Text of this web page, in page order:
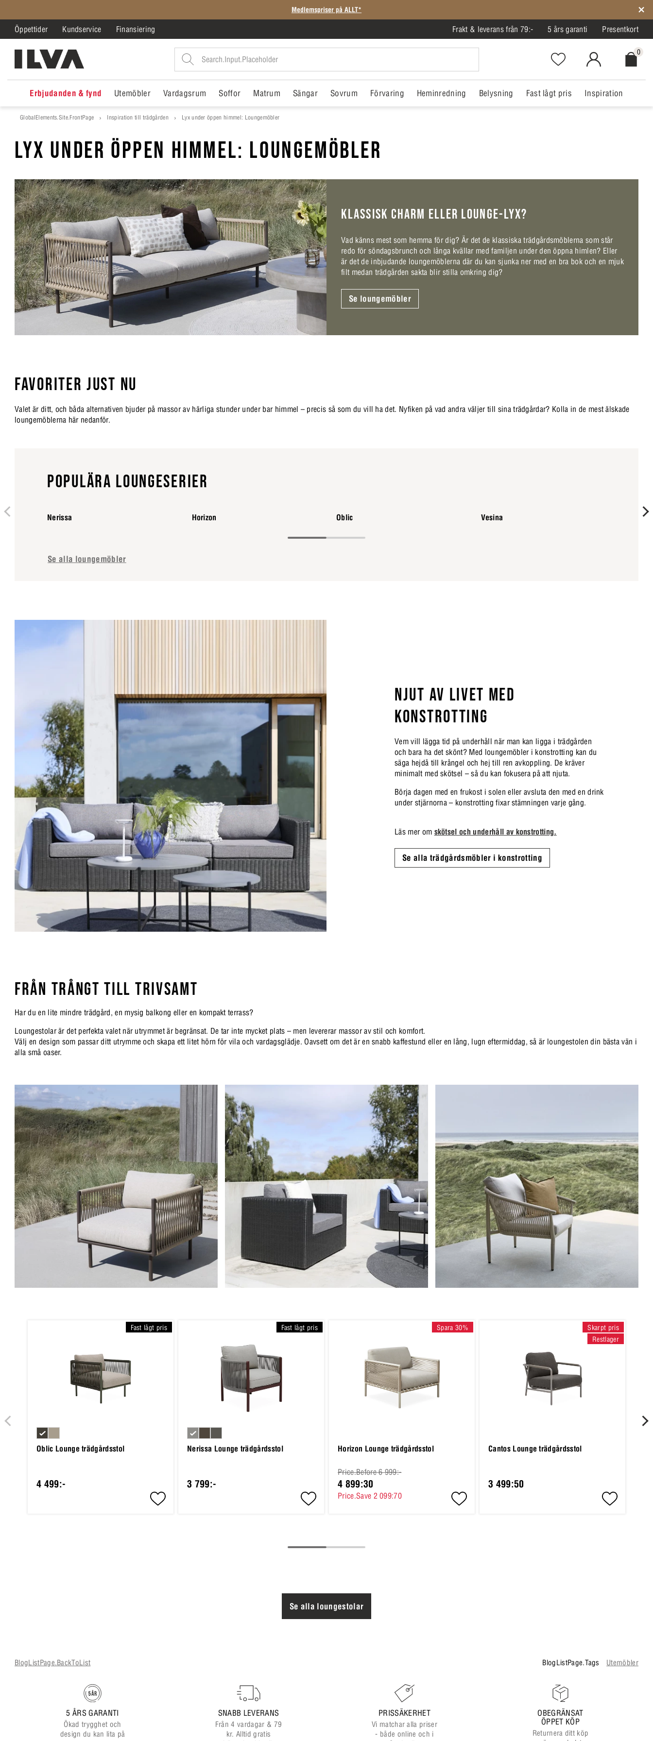
Medlemspriser på ALLT*
Öppettider Kundservice Finansiering Frakt & leverans från 79:- 5 års garanti Presentkort
Favorites.NavigationButton.Text
MitIlva.Login
0
Erbjudanden & fynd Utemöbler Vardagsrum Soffor Matrum Sängar Sovrum Förvaring Heminredning Belysning Fast lågt pris Inspiration
GlobalElements.Site.FrontPage Inspiration till trädgården Lyx under öppen himmel: Loungemöbler
LYX UNDER ÖPPEN HIMMEL: LOUNGEMÖBLER
KLASSISK CHARM ELLER LOUNGE-LYX?
Vad känns mest som hemma för dig? Är det de klassiska trädgårdsmöblerna som står
redo för söndagsbrunch och långa kvällar med familjen under den öppna himlen? Eller
är det de inbjudande loungemöblerna där du kan sjunka ner med en bra bok och en mjuk
filt medan trädgården sakta blir stilla omkring dig?
Se loungemöbler
FAVORITER JUST NU
Valet är ditt, och båda alternativen bjuder på massor av härliga stunder under bar himmel – precis så som du vill ha det. Nyfiken på vad andra väljer till sina trädgårdar? Kolla in de mest älskade
loungemöblerna här nedanför.
POPULÄRA LOUNGESERIER
Nerissa Horizon Oblic Vesina Cantos
Se alla loungemöbler
NJUT AV LIVET MED
KONSTROTTING
Vem vill lägga tid på underhåll när man kan ligga i trädgården
och bara ha det skönt? Med loungemöbler i konstrotting kan du
säga hejdå till krångel och hej till ren avkoppling. De kräver
minimalt med skötsel – så du kan fokusera på att njuta.
Börja dagen med en frukost i solen eller avsluta den med en drink
under stjärnorna – konstrotting fixar stämningen varje gång.
Läs mer om skötsel och underhåll av konstrotting.
Se alla trädgårdsmöbler i konstrotting
FRÅN TRÅNGT TILL TRIVSAMT
Har du en lite mindre trädgård, en mysig balkong eller en kompakt terrass?
Loungestolar är det perfekta valet när utrymmet är begränsat. De tar inte mycket plats – men levererar massor av stil och komfort.
Välj en design som passar ditt utrymme och skapa ett litet hörn för vila och vardagsglädje. Oavsett om det är en snabb kaffestund eller en lång, lugn eftermiddag, så är loungestolen din bästa vän i
alla små oaser.
Fast lågt pris
Oblic Lounge trädgårdsstol
4 499:-
Fast lågt pris
Nerissa Lounge trädgårdsstol
3 799:-
Spara 30%
Horizon Lounge trädgårdsstol
Price.Before 6 999:-
4 899:30
Price.Save 2 099:70
Skarpt pris
Restlager
Cantos Lounge trädgårdsstol
3 499:50
Se alla loungestolar
BlogListPage.BackToList BlogListPage.Tags Utemöbler
5 ÅRS GARANTI
Ökad trygghet och
design du kan lita på
SNABB LEVERANS
Från 4 vardagar & 79
kr. Alltid gratis
PRISSÄKERHET
Vi matchar alla priser
- både online och i
OBEGRÄNSAT
ÖPPET KÖP
Returnera ditt köp